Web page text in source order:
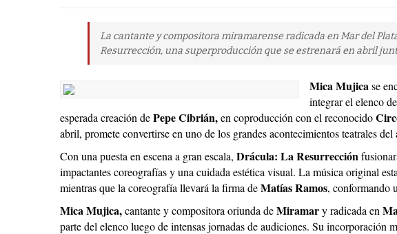
La cantante y compositora miramarense radicada en Mar del
Resurrección, una superproducción que se estrenará en abril
Mica Mujica se
integrar el elenco de
esperada creación dePepe Cibrián,en coproducción con el reconocido
abril, promete convertirse en uno de los grandes acontecimientos teatrales del
Con una puesta en escena a gran escala, Drácula: La Resurrección
impactantes coreografías y una cuidada estética visual. La música original
mientras que la coreografía llevará la firma deMatías Ramos, conformando
Mica Mujica,cantante y compositora oriunda deMiramary radicada en
parte del elenco luego de intensas jornadas de audiciones. Su incorporación